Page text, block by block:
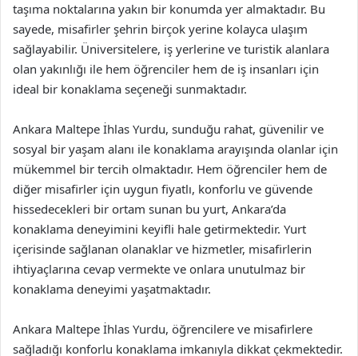
taşıma noktalarına yakın bir konumda yer almaktadır. Bu
sayede, misafirler şehrin birçok yerine kolayca ulaşım
sağlayabilir. Üniversitelere, iş yerlerine ve turistik alanlara
olan yakınlığı ile hem öğrenciler hem de iş insanları için
ideal bir konaklama seçeneği sunmaktadır.
Ankara Maltepe İhlas Yurdu, sunduğu rahat, güvenilir ve
sosyal bir yaşam alanı ile konaklama arayışında olanlar için
mükemmel bir tercih olmaktadır. Hem öğrenciler hem de
diğer misafirler için uygun fiyatlı, konforlu ve güvende
hissedecekleri bir ortam sunan bu yurt, Ankara’da
konaklama deneyimini keyifli hale getirmektedir. Yurt
içerisinde sağlanan olanaklar ve hizmetler, misafirlerin
ihtiyaçlarına cevap vermekte ve onlara unutulmaz bir
konaklama deneyimi yaşatmaktadır.
Ankara Maltepe İhlas Yurdu, öğrencilere ve misafirlere
sağladığı konforlu konaklama imkanıyla dikkat çekmektedir.